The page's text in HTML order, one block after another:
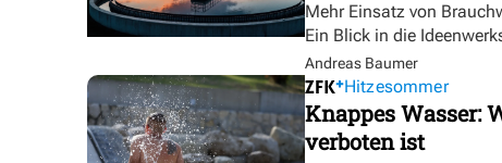
Mehr Einsatz von
Ein Blick in die
Andreas Baumer
Hitzesommer
Knappes Wasser:
verboten ist